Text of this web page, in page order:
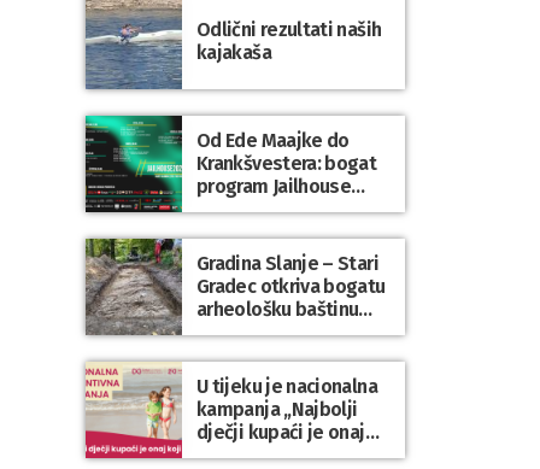
Odlični rezultati naših
kajakaša
Od Ede Maajke do
Krankšvestera: bogat
program Jailhouse
Festivala 2026. u
Lepoglavi
Gradina Slanje – Stari
Gradec otkriva bogatu
arheološku baštinu
Varaždinske županije
U tijeku je nacionalna
kampanja „Najbolji
dječji kupaći je onaj
koji se nosi“